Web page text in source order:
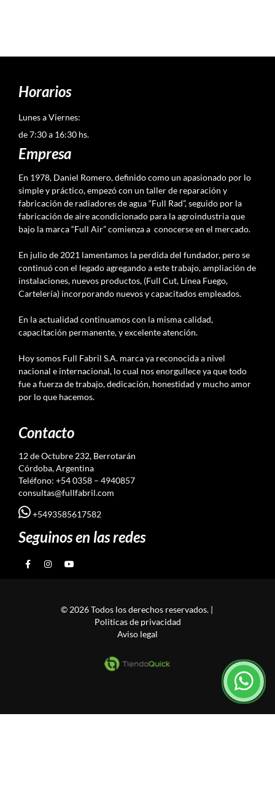
Horarios
Lunes a Viernes:
de 7:30 a 16:30 hs.
Empresa
En 1978, Daniel Romero, definido como un apasionado por lo
simple y práctico, empezó con un taller de reparación y
fabricación de radiadores de agua “Full Rad”, seguido por la
fabricación de aire acondicionado para la agroindustria que
bajo la marca “Full Air” comienza a conocerse en el mercado.
En julio de 2021 lamentamos la perdida del fundador, pero se
continuó con el legado agregando a este trabajo, ampliación de
instalaciones, nuevos productos, (Full Cut, Línea Fuego,
Cartelería) incorporando nuevos y capacitados empleados.
En la actualidad continuamos con la misma calidad,
capacitación permanente, y excelente atención.
Hoy somos Full Fabril S.A. marca ya reconocida a nivel
nacional e internacional, lo cual nos enorgullece ya que todo
fue a fuerza de trabajo, dedicación, honestidad y mucho amor
por lo que hacemos.
Contacto
12 de Octubre 232, Berrotarán
Córdoba, Argentina
Teléfono: +54 0358 – 4940857
consultas@fullfabril.com
+5493585617582
Seguinos en las redes
© 2026 Todos los derechos reservados. |
Politicas de privacidad
Aviso legal